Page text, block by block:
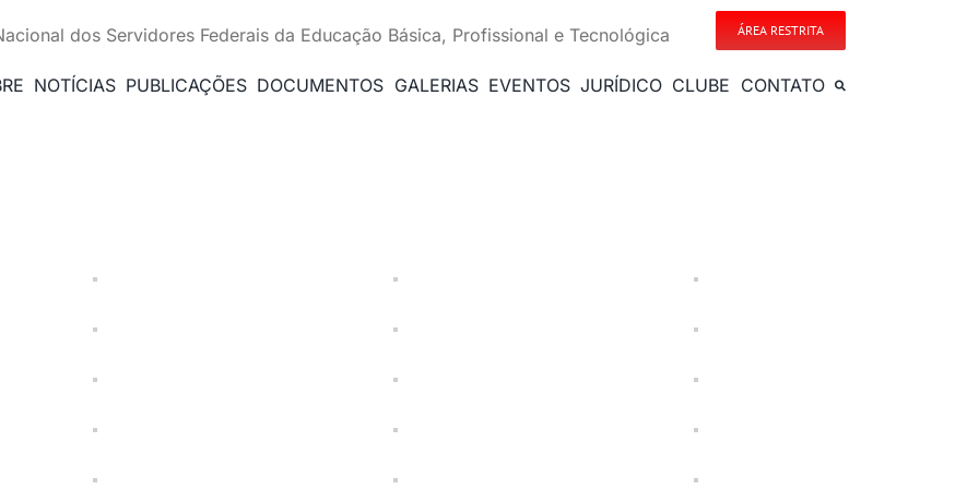
dos Servidores Federais da Educação Básica, Profissional e Tecnológica ÁREA RESTRITA
NOTÍCIAS PUBLICAÇÕES DOCUMENTOS GALERIAS EVENTOS JURÍDICO CLUBE CONTATO